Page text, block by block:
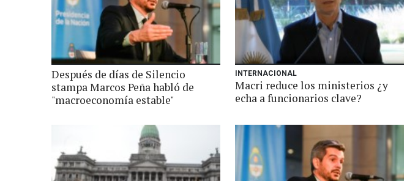
Después de días de Silencio
stampa Marcos Peña habló de
"macroeconomía estable"
INTERNACIONAL
Macri reduce los ministerios ¿y
echa a funcionarios clave?